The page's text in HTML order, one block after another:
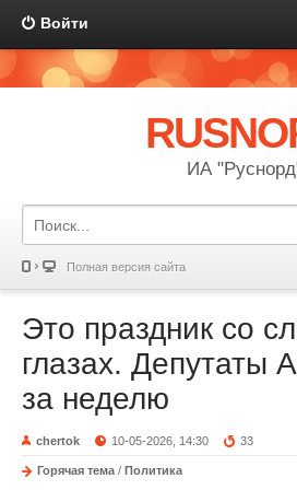
Войти
ИА
Полная версия сайта
Это праздник со
глазах. Депутаты
за неделю
chertok 10-05-2026, 14:30 33
Горячая тема / Политика